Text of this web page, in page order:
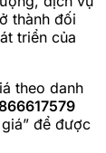
thành đối
triển của
theo danh
để được